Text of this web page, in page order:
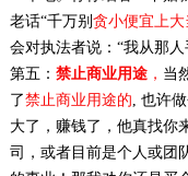
老话“千万别 贪小便宜上大
会对执法者说：“我从那
第五： 禁止商业用途 ， 当
了禁止商业用途的, 也许
大了，赚钱了，他真找你
司，或者目前是个人或团